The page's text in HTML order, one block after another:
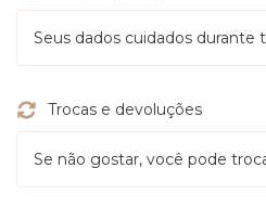
Seus dados cuidados durante
Trocas e devoluções
Se não gostar, você pode